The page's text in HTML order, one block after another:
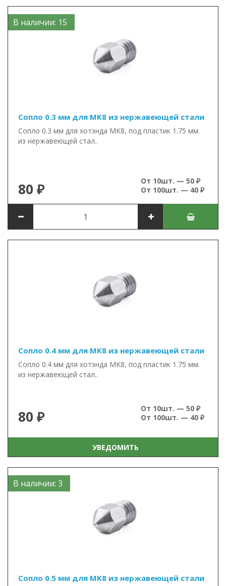
В наличии: 15
Сопло 0.3 мм для MK8 из нержавеющей стали
Сопло 0.3 мм для хотэнда MK8, под пластик 1.75 мм.
из нержавеющей стал..
80 ₽
От 10шт. — 50 ₽
От 100шт. — 40 ₽
Сопло 0.4 мм для MK8 из нержавеющей стали
Сопло 0.4 мм для хотэнда MK8, под пластик 1.75 мм.
из нержавеющей стал..
80 ₽
От 10шт. — 50 ₽
От 100шт. — 40 ₽
УВЕДОМИТЬ
В наличии: 3
Сопло 0.5 мм для MK8 из нержавеющей стали